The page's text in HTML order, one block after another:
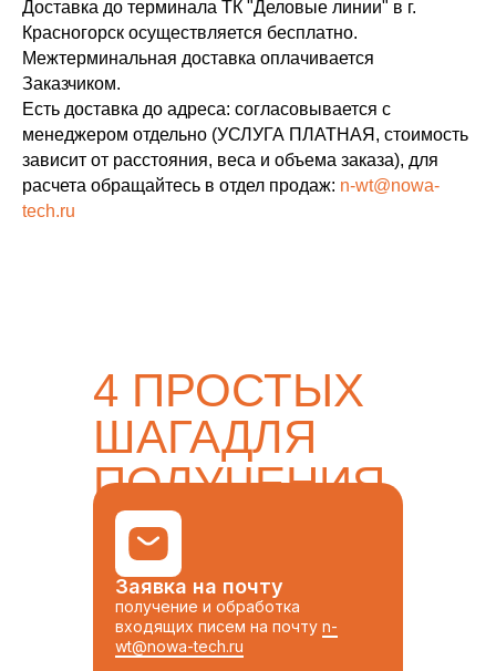
Доставка до терминала ТК "Деловые линии" в г.
Красногорск осуществляется бесплатно.
Межтерминальная доставка оплачивается
Заказчиком.
Есть доставка до адреса: согласовывается с
менеджером отдельно (УСЛУГА ПЛАТНАЯ, стоимость
зависит от расстояния, веса и объема заказа), для
расчета обращайтесь в отдел продаж: n-wt@nowa-
tech.ru
4 ПРОСТЫХ
ШАГАДЛЯ
ПОЛУЧЕНИЯ
ТОВАРА
Заявка на почту
получение и обработка
входящих писем на почту n-
wt@nowa-tech.ru